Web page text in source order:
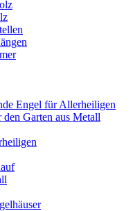
Engel für Allerheiligen
Garten aus Metall